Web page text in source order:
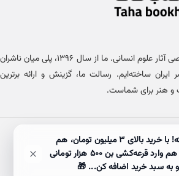
خانه کتاب طاها، مرجع تخصصی آثار علوم انسانی. ما از سال ۱۳۹۶، پلی میان ناشران
ساخته‌ایم. رسالت ما، گزینش و ارائه برترین
و هنر برای شماست.
🎉 حراج ۵۰٪ آخر هفته! با خرید بالای 3 میلیون تومان، هم
ارسالت رایگان میشه، هم وارد قرعه‌کشی بن ۵۰۰ هزار تومانی
به سبد خرید اضافه کن... 🎁